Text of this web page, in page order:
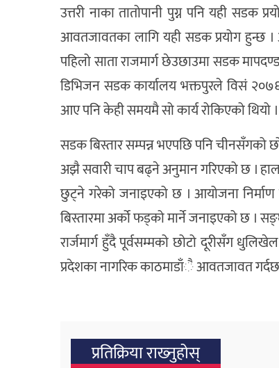
उत्तरी नाका तातोपानी पुग्न पनि यही सडक
आवतजावतका लागि यही सडक प्रयोग हुन्छ
पहिलो साता राजमार्ग छेउछाउमा सडक
डिभिजन सडक कार्यालय भक्तपुरले विसं
आए पनि केही समयमै सो कार्य रोकिएको थियो ।
सडक बिस्तार सम्पन्न भएपछि पनि चीनसँगको
अझै सवारी चाप बढ्ने अनुमान गरिएको छ । हाल
छुट्ने गरेको जनाइएको छ । आयोजना
बिस्तारमा अर्को फड्को मार्ने जनाइएको छ ।
रार्जमार्ग हुँदै पूर्वसम्मको छोटो दूरीसँग
प्रदेशका नागरिक काठमाडाँै आवतजावत
प्रतिक्रिया राख्‍नुहोस्